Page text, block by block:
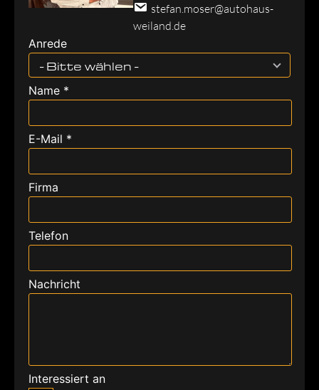
stefan.moser@autohaus-
weiland.de
Anrede
- Bitte wählen -
Name *
E-Mail *
Firma
Telefon
Nachricht
Interessiert an